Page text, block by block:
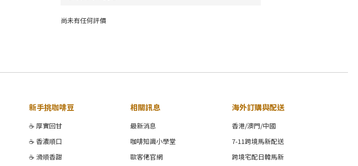
尚未有任何評價
新手挑咖啡豆
☕ 厚實回甘
☕ 香濃順口
☕ 滑順香甜
相關訊息
最新消息
咖啡知識小學堂
歐客佬官網
海外訂購與配送
香港/澳門/中國
7-11跨境馬新配送
跨境宅配日韓馬新